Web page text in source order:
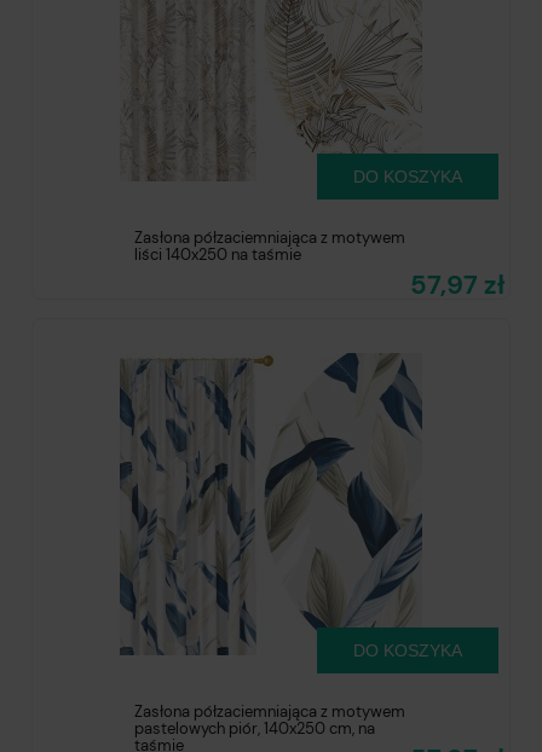
Zasłona półzaciemniająca z motywem
liści 140x250 na taśmie
57,97 zł
DO KOSZYKA
Zasłona półzaciemniająca z motywem
pastelowych piór, 140x250 cm, na
taśmie
DO KOSZYKA